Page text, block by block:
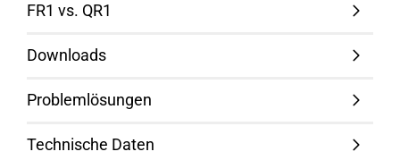
FR1 vs. QR1
Downloads
Problemlösungen
Technische Daten